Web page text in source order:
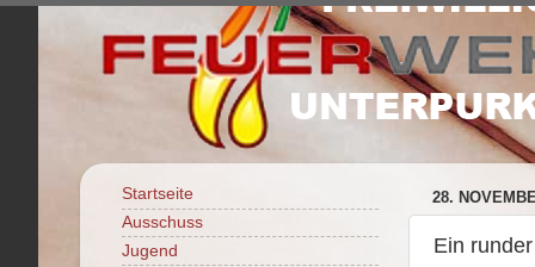
28.
Ein
Startseite
Ausschuss
Jugend